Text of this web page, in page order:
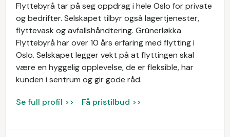
Flyttebyrå tar på seg oppdrag i hele Oslo for private
og bedrifter. Selskapet tilbyr også lagertjenester,
flyttevask og avfallshåndtering. Grünerløkka
Flyttebyrå har over 10 års erfaring med flytting i
Oslo. Selskapet legger vekt på at flyttingen skal
være en hyggelig opplevelse, de er fleksible, har
kunden i sentrum og gir gode råd.
Se full profil >> Få pristilbud >>